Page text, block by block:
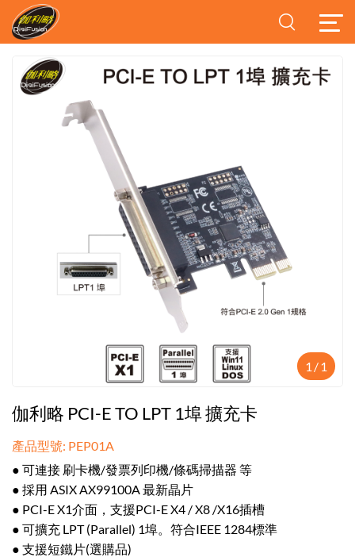
1 /1
伽利略 PCI-E TO LPT 1埠 擴充卡
產品型號: PEP01A
● 可連接 刷卡機/發票列印機/條碼掃描器 等
● 採用 ASIX AX99100A 最新晶片
● PCI-E X1介面，支援PCI-E X4 / X8 /X16插槽
● 可擴充 LPT (Parallel) 1埠。符合IEEE 1284標準
● 支援短鐵片(選購品)